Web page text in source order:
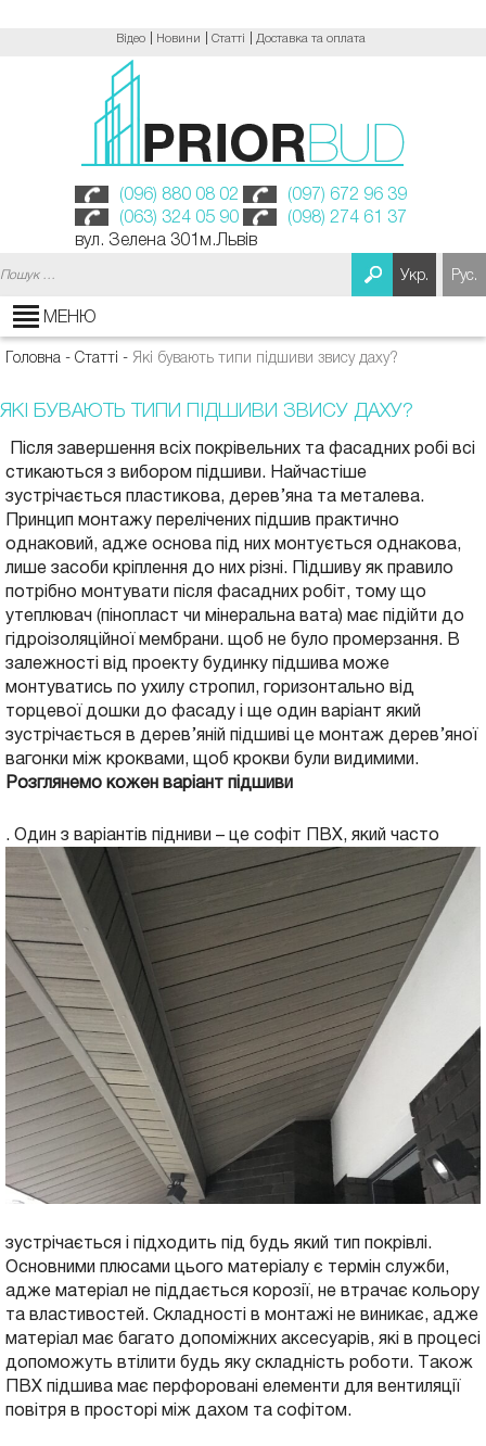
Відео Новини Статті Доставка та оплата
(096) 880 08 02
(097) 672 96 39
(063) 324 05 90
(098) 274 61 37
вул. Зелена 301м.Львів
Укр. Рус.
МЕНЮ
Головна - Статті - Які бувають типи підшиви звису даху?
ЯКІ БУВАЮТЬ ТИПИ ПІДШИВИ ЗВИСУ ДАХУ?
Після завершення всіх покрівельних та фасадних робі всі
стикаються з вибором підшиви. Найчастіше
зустрічається пластикова, дерев’яна та металева.
Принцип монтажу перелічених підшив практично
однаковий, адже основа під них монтується однакова,
лише засоби кріплення до них різні. Підшиву як правило
потрібно монтувати після фасадних робіт, тому що
утеплювач (пінопласт чи мінеральна вата) має підійти до
гідроізоляційної мембрани. щоб не було промерзання. В
залежності від проекту будинку підшива може
монтуватись по ухилу стропил, горизонтально від
торцевої дошки до фасаду і ще один варіант який
зустрічається в дерев’яній підшиві це монтаж дерев’яної
вагонки між кроквами, щоб крокви були видимими.
Розглянемо кожен варіант підшиви
. Один з варіантів підниви – це софіт ПВХ, який часто
зустрічається і підходить під будь який тип покрівлі.
Основними плюсами цього матеріалу є термін служби,
адже матеріал не піддається корозії, не втрачає кольору
та властивостей. Складності в монтажі не виникає, адже
матеріал має багато допоміжних аксесуарів, які в процесі
допоможуть втілити будь яку складність роботи. Також
ПВХ підшива має перфоровані елементи для вентиляції
повітря в просторі між дахом та софітом.